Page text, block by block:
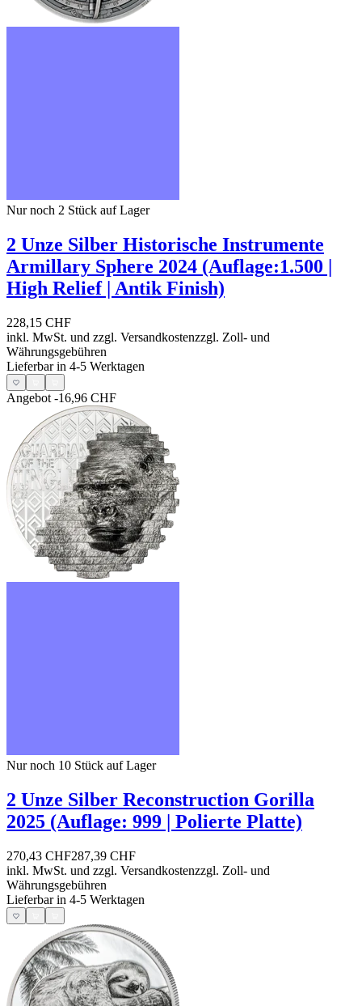
Nur noch 2 Stück auf Lager
2 Unze Silber Historische Instrumente
Armillary Sphere 2024 (Auflage:1.500 |
High Relief | Antik Finish)
228,15 CHF
inkl. MwSt. und zzgl. Versandkostenzzgl. Zoll- und
Währungsgebühren
Lieferbar in 4-5 Werktagen
Angebot -16,96 CHF
Nur noch 10 Stück auf Lager
2 Unze Silber Reconstruction Gorilla
2025 (Auflage: 999 | Polierte Platte)
270,43 CHF287,39 CHF
inkl. MwSt. und zzgl. Versandkostenzzgl. Zoll- und
Währungsgebühren
Lieferbar in 4-5 Werktagen